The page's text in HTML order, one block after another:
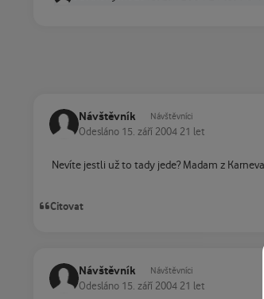
Návštěvník Návštěvníci
Odesláno 15. září 2004 21 let
Nevíte jestli už to tady jede? Madam z
Citovat
Návštěvník Návštěvníci
Odesláno 15. září 2004 21 let